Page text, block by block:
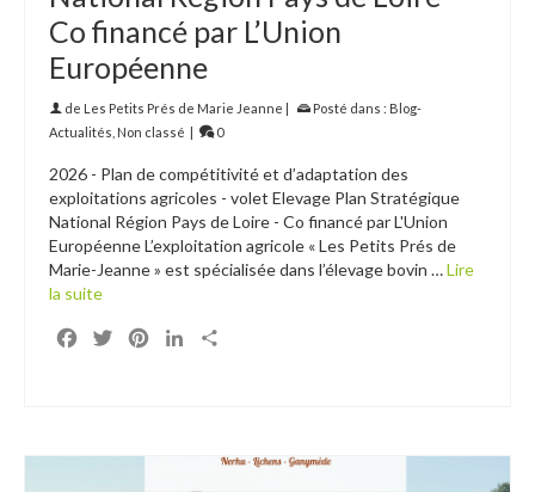
Co financé par L’Union
Européenne
de Les Petits Prés de Marie Jeanne | Posté dans : Blog-
Actualités Non classé | 0
2026 - Plan de compétitivité et d’adaptation des
exploitations agricoles - volet Elevage Plan Stratégique
National Région Pays de Loire - Co financé par L'Union
Européenne L’exploitation agricole « Les Petits Prés de
Marie-Jeanne » est spécialisée dans l’élevage bovin …Lire
la suite
FacebookTwitterPinterestLinkedIn